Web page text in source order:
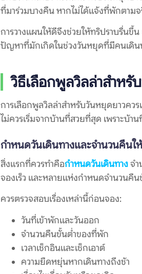
ที่มาร่วมบางคืน หากไม่ได้แจ้งที่พักตาม
การวางแผนให้ดีจึงช่วยให้ทริปราบรื่นขึ้
ปัญหาที่มักเกิดในช่วงวันหยุดที่มีคนเดิน
วิธีเลือกพูลวิลล่าสำหรั
การเลือกพูลวิลล่าสำหรับวันหยุดยาวควร
ไม่ควรเริ่มจากบ้านที่สวยที่สุด เพราะบ้า
กำหนดวันเดินทางและจำนวนคืนใ
สิ่งแรกที่ควรทำคือกำหนดวันเดินทางจำ
จองเร็ว และหลายแห่งกำหนดจำนวนคื
ควรตรวจสอบเรื่องเหล่านี้ก่อนจอง:
วันที่เข้าพักและวันออก
จำนวนคืนขั้นต่ำของที่พัก
เวลาเช็กอินและเช็กเอาต์
ความยืดหยุ่นหากเดินทางถึงช้า